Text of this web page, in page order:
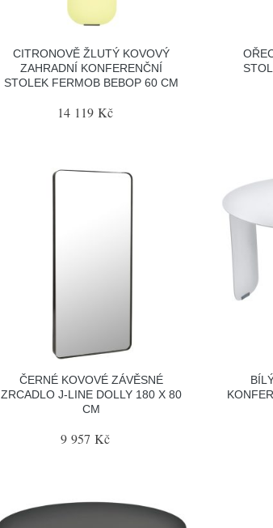
CITRONOVĚ ŽLUTÝ KOVOVÝ
ZAHRADNÍ KONFERENČNÍ
STOLEK FERMOB BEBOP 60 CM
14 119 Kč
ČERNÉ KOVOVÉ ZÁVĚSNÉ
ZRCADLO J-LINE DOLLY 180 X 80
CM
9 957 Kč